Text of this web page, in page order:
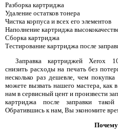
Разборка картриджа
Удаление остатков тонера
Чистка корпуса и всех его элементов
Наполнение картриджа
Сборка картриджа
Тестирование картриджа после
Заправка картриджей Xerox
снизить расходы на печать без
несколько раз дешевле, чем
можете вызвать нашего мастера, как
нам в сервисный цент и произвести
картриджа после заправки
Обратившись к нам, Вы экономите